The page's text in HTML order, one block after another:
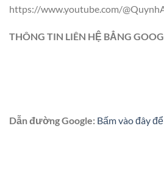
https://www.youtube.com/
THÔNG TIN LIÊN HỆ BẲNG
Dẫn đường Google: Bấm vào đây